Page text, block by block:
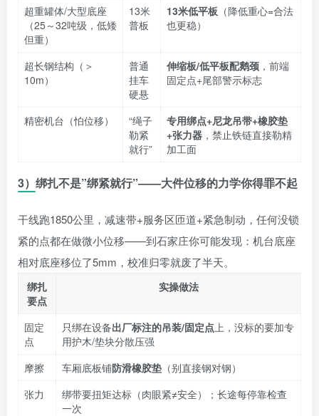
超重罐体/大型底座
（25～32吨级，低矮
但重）
13米
普板
13米低平板 （降低重心=合法
也更稳）
超长钢结构（＞
10m）
普通
挂车
硬悬
伸缩板/低平板配鹅颈 ，前端
固定点+尾部警示标志
精密机台（怕位移）
“绳子
勒紧
就行”
专用绑点+尼龙吊带+橡胶垫
+张力器 ，禁止铁链直接勒精
加工面
3）绑扎不是”绑紧就行”——大件位移的力学你得罪不起
干线跑1850公里，减速带+服务区匝道+紧急制动，任何没锁
紧的点都在做微小位移——到石家庄你可能发现：机台底座
相对底座移位了5mm，校准归零就废了半天。
绑扎
要点
实操做法
固定
点
只绑在设备出厂标注的吊装/固定点 上，没标的要加专
用护木/垫块分散压强
摩擦
车厢底板铺防滑橡胶垫 （别直接钢对钢）
张力
绑带要扭矩达标（肉眼紧≠安全）；长途每停靠检查
一次